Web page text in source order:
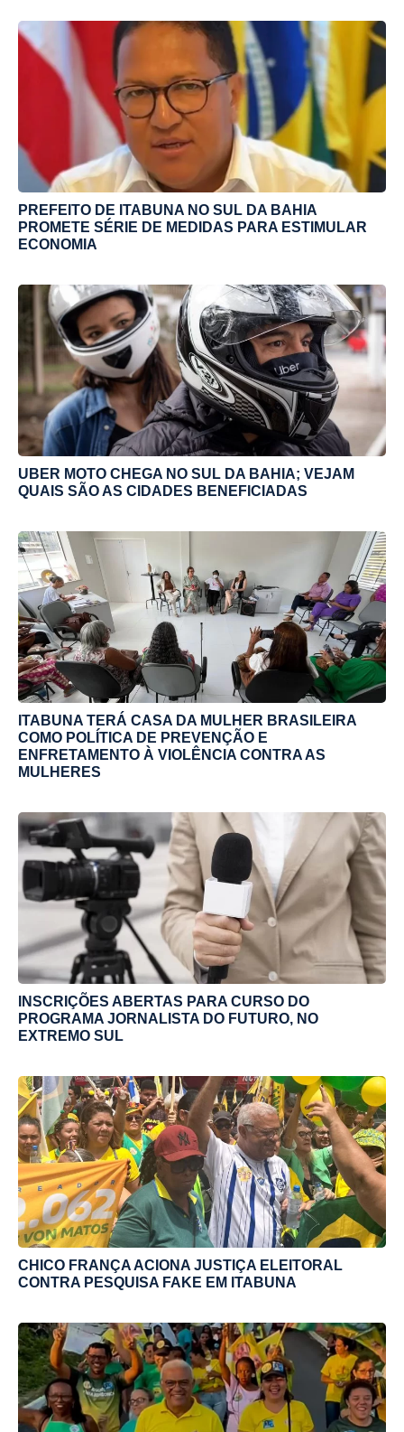
PREFEITO DE ITABUNA NO SUL DA BAHIA
PROMETE SÉRIE DE MEDIDAS PARA ESTIMULAR
ECONOMIA
UBER MOTO CHEGA NO SUL DA BAHIA; VEJAM
QUAIS SÃO AS CIDADES BENEFICIADAS
ITABUNA TERÁ CASA DA MULHER BRASILEIRA
COMO POLÍTICA DE PREVENÇÃO E
ENFRETAMENTO À VIOLÊNCIA CONTRA AS
MULHERES
INSCRIÇÕES ABERTAS PARA CURSO DO
PROGRAMA JORNALISTA DO FUTURO, NO
EXTREMO SUL
CHICO FRANÇA ACIONA JUSTIÇA ELEITORAL
CONTRA PESQUISA FAKE EM ITABUNA